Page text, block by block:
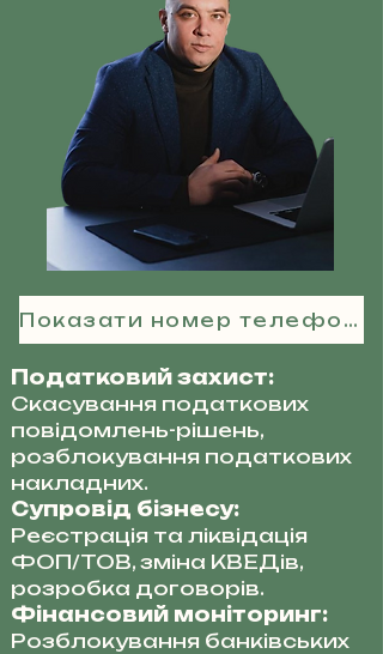
Показати номер телефону
Податковий захист:
Скасування податкових
повідомлень-рішень,
розблокування податкових
накладних.
Супровід бізнесу:
Реєстрація та ліквідація
ФОП/ТОВ, зміна КВЕДів,
розробка договорів.
Фінансовий моніторинг:
Розблокування банківських